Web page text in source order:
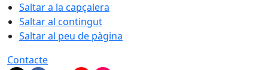
Saltar a la capçalera
Saltar al contingut
Saltar al peu de pàgina
Contacte